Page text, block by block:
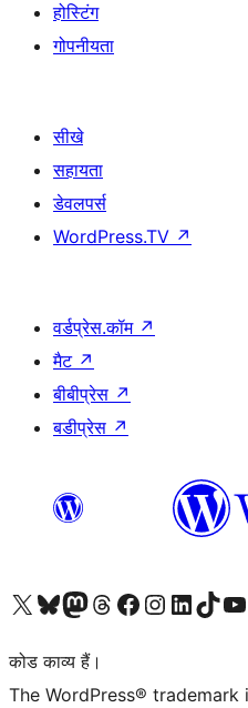
होस्टिंग
गोपनीयता
सीखे
सहायता
डेवलपर्स
WordPress.TV ↗
वर्डप्रेस.कॉम ↗
मैट ↗
बीबीप्रेस ↗
बडीप्रेस ↗
Visit our X (formerly Twitter) account
हमारे बलुस्की खाते पर जाएँVisit our Mastodon account
हमारे थ्रेड्स अकाउंट पर जाएंहमारे फेसबुक पेज पर जाएँहमारे इंस्टाग्राम अकाउंट पर जाएंहमारे लिंक्डइन खाते पर जाएँहमारे टिकटॉक खाते पर जाएँहमारे यूट्यूब
कोड काव्य हैं।
The WordPress®